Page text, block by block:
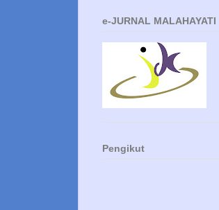
e-JURNAL MALAHAYATI
Pengikut